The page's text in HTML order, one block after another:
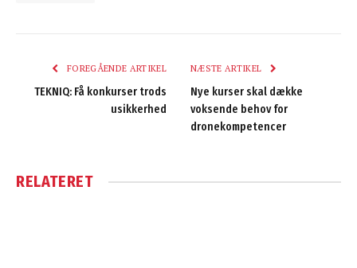
FOREGÅENDE ARTIKEL
TEKNIQ: Få konkurser trods
usikkerhed
NÆSTE ARTIKEL
Nye kurser skal dække
voksende behov for
dronekompetencer
RELATERET